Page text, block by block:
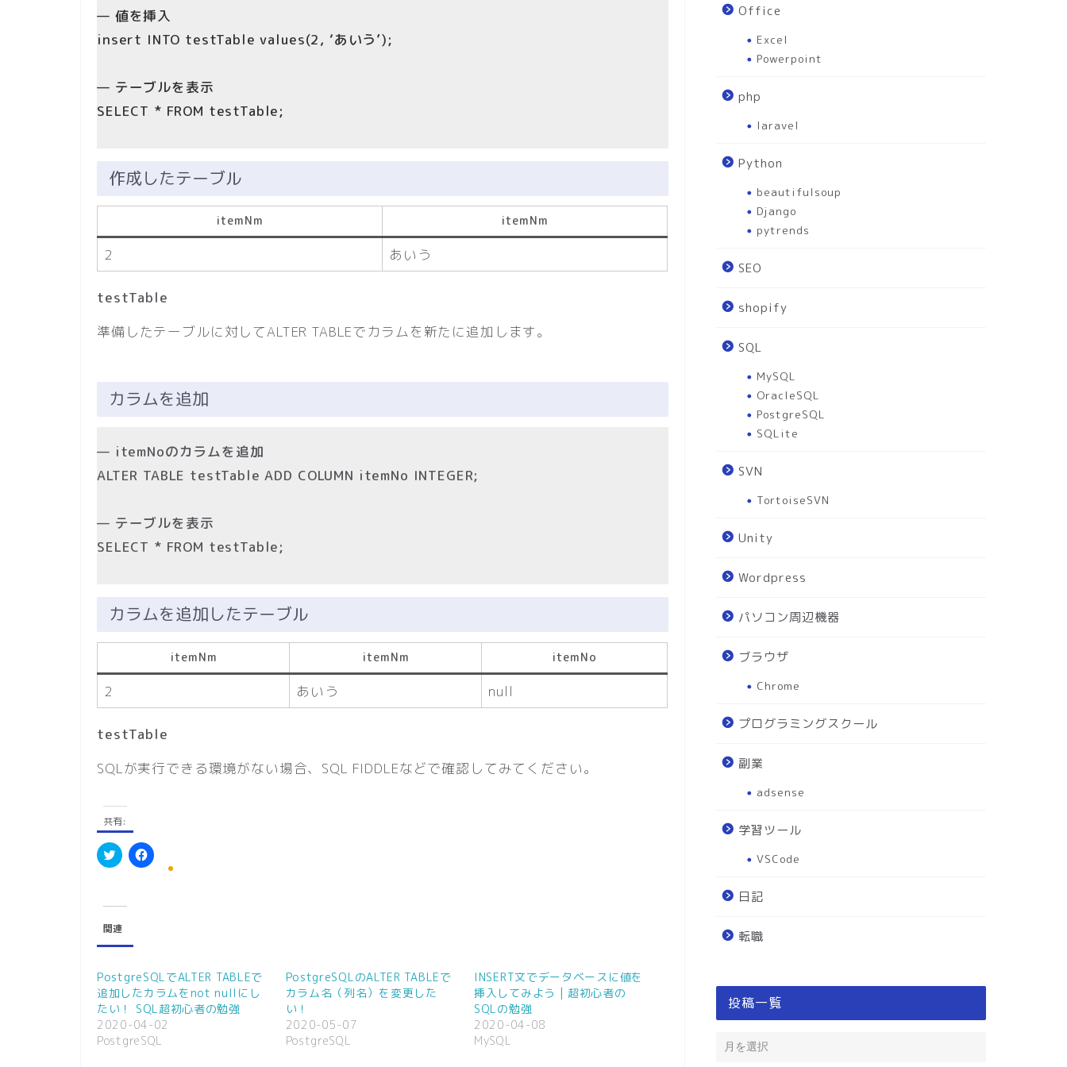
— 値を挿入
insert INTO testTable values(2, ‘あいう’);
— テーブルを表示
SELECT * FROM testTable;
作成したテーブル
itemNm itemNm
2 あいう
testTable
準備したテーブルに対してALTER TABLEでカラムを新たに追加します。
カラムを追加
— itemNoのカラムを追加
ALTER TABLE testTable ADD COLUMN itemNo INTEGER;
— テーブルを表示
SELECT * FROM testTable;
カラムを追加したテーブル
itemNm itemNm itemNo
2 あいう null
testTable
SQLが実行できる環境がない場合、SQL FIDDLEなどで確認してみてください。
共有:
ク
し
T
i
t
e
r
で
共
有
(
新
F
有
す
る
に
は
ク
リ
ッ
関連
PostgreSQLでALTER TABLEで
追加したカラムをnot nullにし
たい！ SQL超初心者の勉強
2020-04-02
PostgreSQL
PostgreSQLのALTER TABLEで
カラム名（列名）を変更した
い！
2020-05-07
PostgreSQL
INSERT文でデータベースに値を
挿入してみよう | 超初心者の
SQLの勉強
2020-04-08
MySQL
Office
Excel
Powerpoint
php
laravel
Python
beautifulsoup
Django
pytrends
SEO
shopify
SQL
MySQL
OracleSQL
PostgreSQL
SQLite
SVN
TortoiseSVN
Unity
Wordpress
パソコン周辺機器
ブラウザ
Chrome
プログラミングスクール
副業
adsense
学習ツール
VSCode
日記
転職
投稿一覧